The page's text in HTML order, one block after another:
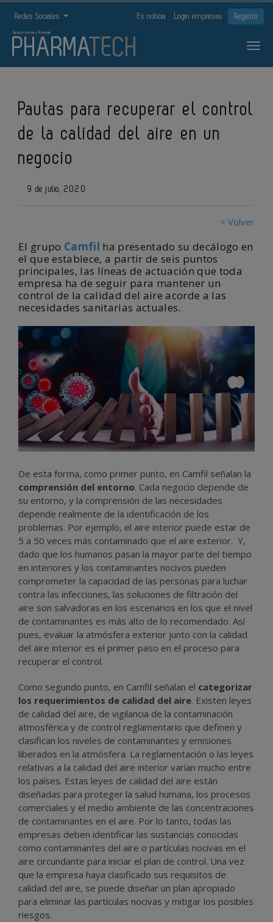
Redes Sociales Es noticia Login empresas Registro
Pautas para recuperar el control
de la calidad del aire en un
negocio
9 de julio, 2020
< Volver
El grupo Camfil ha presentado su decálogo en
el que establece, a partir de seis puntos
principales, las líneas de actuación que toda
empresa ha de seguir para mantener un
control de la calidad del aire acorde a las
necesidades sanitarias actuales.
De esta forma, como primer punto, en Camfil señalan la
comprensión del entorno. Cada negocio depende de
su entorno, y la comprensión de las necesidades
depende realmente de la identificación de los
problemas. Por ejemplo, el aire interior puede estar de
5 a 50 veces más contaminado que el aire exterior. Y,
dado que los humanos pasan la mayor parte del tiempo
en interiores y los contaminantes nocivos pueden
comprometer la capacidad de las personas para luchar
contra las infecciones, las soluciones de filtración del
aire son salvadoras en los escenarios en los que el nivel
de contaminantes es más alto de lo recomendado. Así
pues, evaluar la atmósfera exterior junto con la calidad
del aire interior es el primer paso en el proceso para
recuperar el control.
Como segundo punto, en Camfil señalan el categorizar
los requerimientos de calidad del aire. Existen leyes
de calidad del aire, de vigilancia de la contaminación
atmosférica y de control reglamentario que definen y
clasifican los niveles de contaminantes y emisiones
liberados en la atmósfera. La reglamentación o las leyes
relativas a la calidad del aire interior varían mucho entre
los países. Estas leyes de calidad del aire están
diseñadas para proteger la salud humana, los procesos
comerciales y el medio ambiente de las concentraciones
de contaminantes en el aire. Por lo tanto, todas las
empresas deben identificar las sustancias conocidas
como contaminantes del aire o partículas nocivas en el
aire circundante para iniciar el plan de control. Una vez
que la empresa haya clasificado sus requisitos de
calidad del aire, se puede diseñar un plan apropiado
para eliminar las partículas nocivas y mitigar los posibles
riesgos.